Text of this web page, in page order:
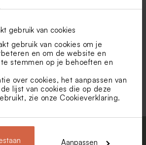
gebruik van cookies
gebruik van cookies om je
en om de website en
stemmen op je behoeften en
over cookies, het aanpassen van
lijst van cookies die op deze
zie onze Cookieverklaring.
Aanpassen
leeuw Geboortelabel met leeuw
Toon meer
onze nieuwsbrief en blijf